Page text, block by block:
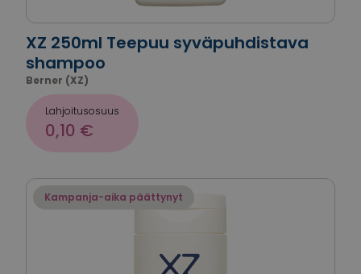
XZ 250ml Teepuu syväpuhdistava
shampoo
Berner (XZ)
Lahjoitusosuus
0,10 €
Kampanja-aika päättynyt